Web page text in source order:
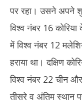
पर रहा। उसने अपने
विश्व नंबर 16
में विश्व नंबर 12
हराया था। दक्षिण
विश्व नंबर 22 चीन
तीसरे व अंतिम स्थान